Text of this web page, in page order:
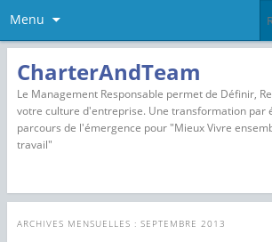
Menu
CharterAndTeam
Le Management Responsable permet de Définir,
votre culture d'entreprise. Une transformation par
parcours de l'émergence pour "Mieux Vivre
travail"
ARCHIVES MENSUELLES : SEPTEMBRE 2013